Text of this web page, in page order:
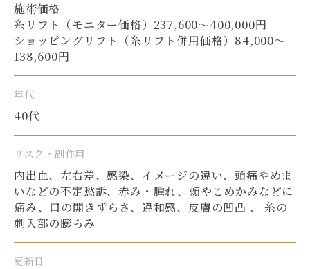
施術価格
糸リフト（モニター価格）237,600〜400,000円
ショッピングリフト（糸リフト併用価格）84,000〜
138,600円
年代
40代
リスク・副作用
内出血、左右差、感染、イメージの違い、頭痛やめま
いなどの不定愁訴、赤み・腫れ、頬やこめかみなどに
痛み、口の開きずらさ、違和感、皮膚の凹凸 、 糸の
刺入部の膨らみ
更新日